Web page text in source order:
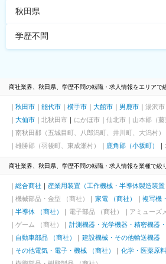
秋田県
学歴不問
商社業界、秋田県、学歴不問の転職・求人情報をエリアで
秋田市 能代市 横手市 大館市 男鹿市 湯沢市
大仙市
北秋田市 にかほ市 仙北市
山本郡（藤
南秋田郡（五城目町、八郎潟町、井川町、大潟村）
雄勝郡（羽後町、東成瀬村）
鹿角郡（小坂町）
商社業界、秋田県、学歴不問の転職・求人情報を業種で絞
総合商社
産業用装置（工作機械・半導体製造装
機械部品・金型 （商社）
家電 （商社）
複写機
半導体 （商社）
電子部品 （商社）
アミューズ
ゲーム （商社）
計測機器・光学機器・精密機器
自動車部品 （商社）
建設機械・その他輸送機器
その他電気・電子・機械 （商社）
化学・医薬原